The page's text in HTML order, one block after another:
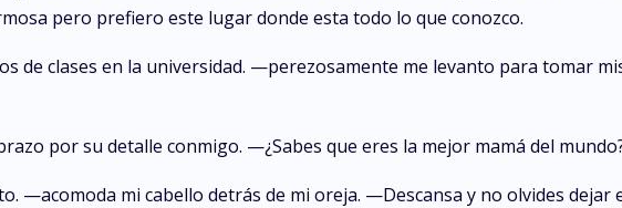
pero prefiero este lugar donde esta todo lo que conozco.
de clases en la universidad. —perezosamente me levanto para tomar
por su detalle conmigo. —¿Sabes que eres la mejor mamá del
—acomoda mi cabello detrás de mi oreja. —Descansa y no olvides dejar